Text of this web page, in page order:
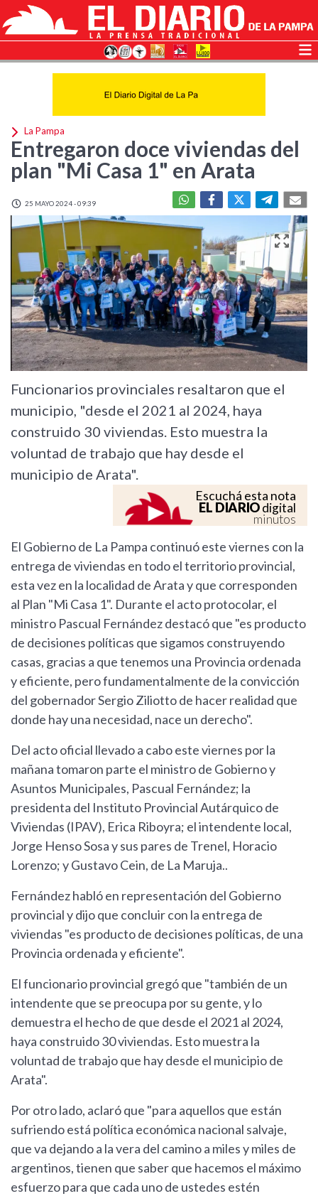
La Pampa
Entregaron doce viviendas del
plan "Mi Casa 1" en Arata
25 MAYO 2024 - 09:39
Funcionarios provinciales resaltaron que el
municipio, "desde el 2021 al 2024, haya
construido 30 viviendas. Esto muestra la
voluntad de trabajo que hay desde el
municipio de Arata".
Escuchá esta nota
EL DIARIOdigital
minutos
El Gobierno de La Pampa continuó este viernes con la
entrega de viviendas en todo el territorio provincial,
esta vez en la localidad de Arata y que corresponden
al Plan "Mi Casa 1". Durante el acto protocolar, el
ministro Pascual Fernández destacó que "es producto
de decisiones políticas que sigamos construyendo
casas, gracias a que tenemos una Provincia ordenada
y eficiente, pero fundamentalmente de la convicción
del gobernador Sergio Ziliotto de hacer realidad que
donde hay una necesidad, nace un derecho".
Del acto oficial llevado a cabo este viernes por la
mañana tomaron parte el ministro de Gobierno y
Asuntos Municipales, Pascual Fernández; la
presidenta del Instituto Provincial Autárquico de
Viviendas (IPAV), Erica Riboyra; el intendente local,
Jorge Henso Sosa y sus pares de Trenel, Horacio
Lorenzo; y Gustavo Cein, de La Maruja..
Fernández habló en representación del Gobierno
provincial y dijo que concluir con la entrega de
viviendas "es producto de decisiones políticas, de una
Provincia ordenada y eficiente".
El funcionario provincial gregó que "también de un
intendente que se preocupa por su gente, y lo
demuestra el hecho de que desde el 2021 al 2024,
haya construido 30 viviendas. Esto muestra la
voluntad de trabajo que hay desde el municipio de
Arata".
Por otro lado, aclaró que "para aquellos que están
sufriendo está política económica nacional salvaje,
que va dejando a la vera del camino a miles y miles de
argentinos, tienen que saber que hacemos el máximo
esfuerzo para que cada uno de ustedes estén